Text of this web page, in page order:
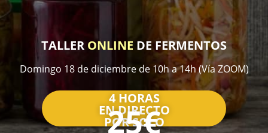
TALLER ONLINE DE FERMENTOS
Domingo 18 de diciembre de 10h a 14h (Vía ZOOM)
4 HORAS
EN DIRECTO
POR SOLO
25€